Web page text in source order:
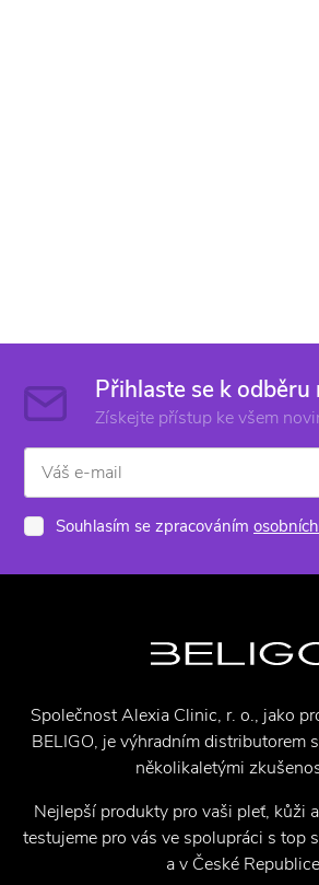
Přihlaste se k odběru
Získejte přístup ke všem
Souhlasím se zpracováním
Společnost Alexia Clinic, r. o., jako
BELIGO, je výhradním distributorem
několikaletými
Nejlepší produkty pro vaši pleť, kůži
testujeme pro vás ve spolupráci s top
a v České